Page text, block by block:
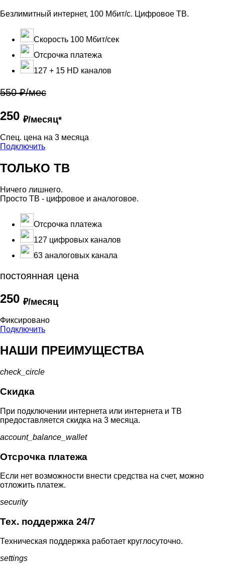
Безлимитный интернет, 100 Мбит/с. Цифровое ТВ.
Скорость 100 Мбит/сек
Отсрочка платежа
127 + 15 HD каналов
550 ₽/мес
250 ₽/месяц*
Cпец. цена на 3 месяца
Подключить
ТОЛЬКО ТВ
Ничего лишнего.
Просто ТВ - цифровое и аналоговое.
Отсрочка платежа
127 цифровых каналов
63 аналоговых канала
постоянная цена
250 ₽/месяц
Фиксировано
Подключить
НАШИ ПРЕИМУЩЕСТВА
check_circle
Скидка
При подключении интернета или интернета и ТВ
предоставляется скидка на 3 месяца.
account_balance_wallet
Отсрочка платежа
Если нет возможности внести средства на счет, можно
отложить платеж.
security
Тех. поддержка 24/7
Техническая поддержка работает круглосуточно.
settings